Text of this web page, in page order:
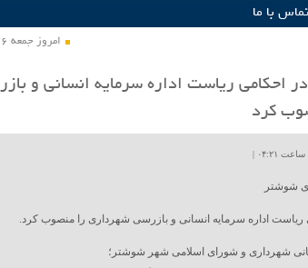
امروز جمعه ۱۶ مرداد ۱۴۰۵
تماس با ما
احکامی ریاست اداره سرمایه انسانی و
کرد
شوشتر
اداره سرمایه انسانی و بازرسی شهرداری را منصوب کرد.
شهرداری و شورای اسلامی شهر شوشتر؛